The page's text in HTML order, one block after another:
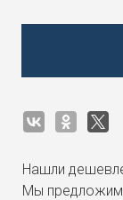
Нашли
Мы